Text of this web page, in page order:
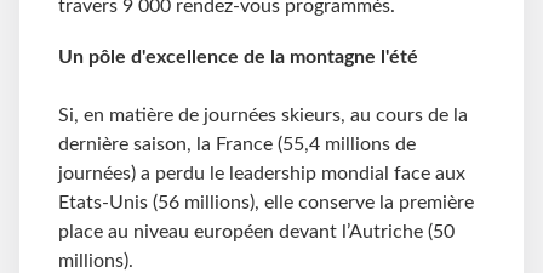
travers 9 000 rendez-vous programmés.
Un pôle d'excellence de la montagne l'été
Si, en matière de journées skieurs, au cours de la
dernière saison, la France (55,4 millions de
journées) a perdu le leadership mondial face aux
Etats-Unis (56 millions), elle conserve la première
place au niveau européen devant l’Autriche (50
millions).